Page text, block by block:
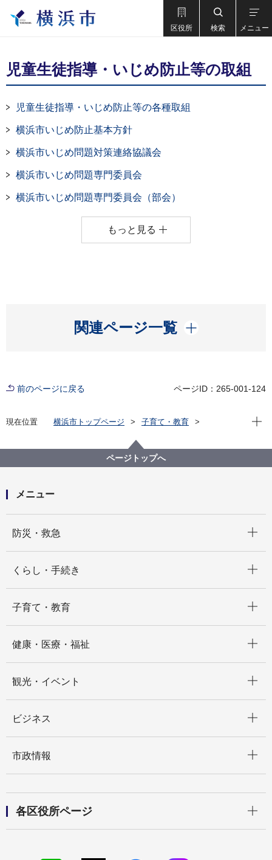
区役所 検索 メニュー
児童生徒指導・いじめ防止等の取組
児童生徒指導・いじめ防止等の各種取組
横浜市いじめ防止基本方針
横浜市いじめ問題対策連絡協議会
横浜市いじめ問題専門委員会
横浜市いじめ問題専門委員会（部会）
もっと見る
関連ページ一覧
開く
前のページに戻る ページID：265-001-124
現在位置 横浜市トップページ
子育て・教育
児童生徒指導・いじめ防止等の取組
現在
ページトップへ
メニュー
防災・救急
くらし・手続き
子育て・教育
健康・医療・福祉
観光・イベント
ビジネス
市政情報
各区役所ページ